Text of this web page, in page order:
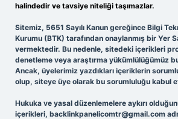
halindedir ve tavsiye niteliği taşımazlar.
Sitemiz, 5651 Sayılı Kanun gereğince Bilgi
Kurumu (BTK) tarafından onaylanmış bir Yer
vermektedir. Bu nedenle, sitedeki içerikleri
denetleme veya araştırma yükümlülüğümüz
Ancak, üyelerimiz yazdıkları içeriklerin
olup, siteye üye olarak bu sorumluluğu kabul
Hukuka ve yasal düzenlemelere aykırı
içerikleri, backlinkpanelicomtr@gmail.com